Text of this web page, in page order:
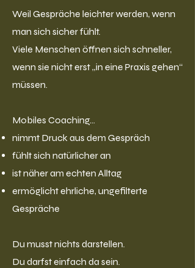
Weil Gespräche leichter werden, wenn
man sich sicher fühlt.
Viele Menschen öffnen sich schneller,
wenn sie nicht erst „in eine Praxis gehen“
müssen.
Mobiles Coaching…
nimmt Druck aus dem Gespräch
fühlt sich natürlicher an
ist näher am echten Alltag
ermöglicht ehrliche, ungefilterte
Gespräche
Du musst nichts darstellen.
Du darfst einfach da sein.